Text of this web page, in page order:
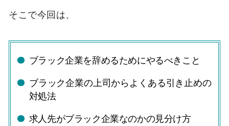
そこで今回は、
ブラック企業を辞めるためにやるべきこと
ブラック企業の上司からよくある引き止めの
対処法
求人先がブラック企業なのかの見分け方